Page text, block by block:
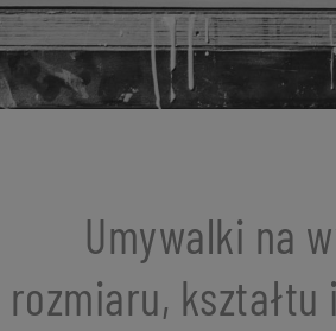
Umywalki na
rozmiaru,